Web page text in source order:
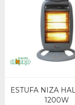
ESTUFA NIZA
1200W